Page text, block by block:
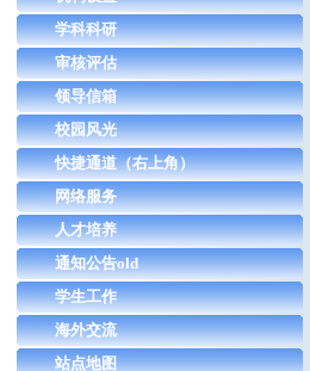
学科科研
审核评估
领导信箱
校园风光
快捷通道（右上角）
网络服务
人才培养
通知公告old
学生工作
海外交流
站点地图